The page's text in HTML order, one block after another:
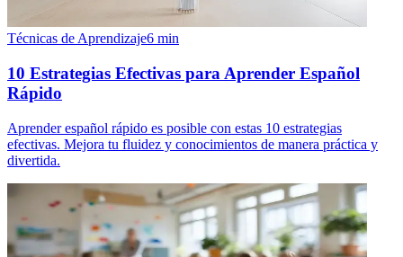
Técnicas de Aprendizaje6 min
10 Estrategias Efectivas para Aprender Español
Rápido
Aprender español rápido es posible con estas 10 estrategias
efectivas. Mejora tu fluidez y conocimientos de manera práctica y
divertida.